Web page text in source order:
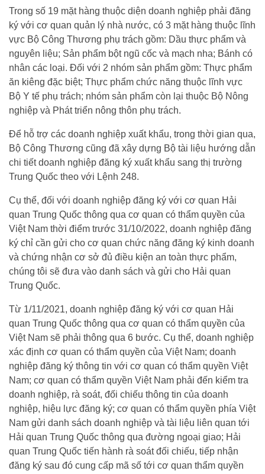
Trong số 19 mặt hàng thuộc diện doanh nghiệp phải đăng
ký với cơ quan quản lý nhà nước, có 3 mặt hàng thuộc lĩnh
vực Bộ Công Thương phụ trách gồm: Dầu thực phẩm và
nguyên liệu; Sản phẩm bột ngũ cốc và mạch nha; Bánh có
nhân các loại. Đối với 2 nhóm sản phẩm gồm: Thực phẩm
ăn kiêng đặc biệt; Thực phẩm chức năng thuộc lĩnh vực
Bộ Y tế phụ trách; nhóm sản phẩm còn lại thuộc Bộ Nông
nghiệp và Phát triển nông thôn phụ trách.
Để hỗ trợ các doanh nghiệp xuất khẩu, trong thời gian qua,
Bộ Công Thương cũng đã xây dựng Bộ tài liệu hướng dẫn
chi tiết doanh nghiệp đăng ký xuất khẩu sang thị trường
Trung Quốc theo với Lệnh 248.
Cụ thể, đối với doanh nghiệp đăng ký với cơ quan Hải
quan Trung Quốc thông qua cơ quan có thẩm quyền của
Việt Nam thời điểm trước 31/10/2022, doanh nghiệp đăng
ký chỉ cần gửi cho cơ quan chức năng đăng ký kinh doanh
và chứng nhận cơ sở đủ điều kiện an toàn thực phẩm,
chúng tôi sẽ đưa vào danh sách và gửi cho Hải quan
Trung Quốc.
Từ 1/11/2021, doanh nghiệp đăng ký với cơ quan Hải
quan Trung Quốc thông qua cơ quan có thẩm quyền của
Việt Nam sẽ phải thông qua 6 bước. Cụ thể, doanh nghiệp
xác định cơ quan có thẩm quyền của Việt Nam; doanh
nghiệp đăng ký thông tin với cơ quan có thẩm quyền Việt
Nam; cơ quan có thẩm quyền Việt Nam phải đến kiểm tra
doanh nghiệp, rà soát, đối chiếu thông tin của doanh
nghiệp, hiệu lực đăng ký; cơ quan có thẩm quyền phía Việt
Nam gửi danh sách doanh nghiệp và tài liệu liên quan tới
Hải quan Trung Quốc thông qua đường ngoại giao; Hải
quan Trung Quốc tiến hành rà soát đối chiếu, tiếp nhận
đăng ký sau đó cung cấp mã số tới cơ quan thẩm quyền